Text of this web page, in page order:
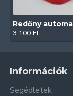
3 100 Ft
Információk
Segédletek